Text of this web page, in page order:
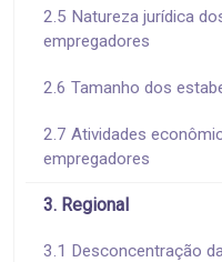
2.5 Natureza jurídica
empregadores
2.6 Tamanho dos
2.7 Atividades
empregadores
3. Regional
3.1 Desconcentração